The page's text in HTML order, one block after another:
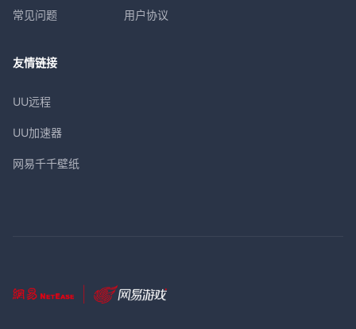
常见问题 用户协议
友情链接
UU远程
UU加速器
网易千千壁纸